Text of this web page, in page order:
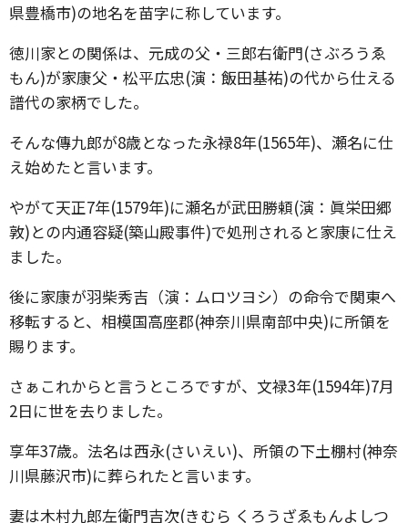
県豊橋市)の地名を苗字に称しています。
徳川家との関係は、元成の父・三郎右衛門(さぶろうゑ
もん)が家康父・松平広忠(演：飯田基祐)の代から仕える
譜代の家柄でした。
そんな傳九郎が8歳となった永禄8年(1565年)、瀬名に仕
え始めたと言います。
やがて天正7年(1579年)に瀬名が武田勝頼(演：眞栄田郷
敦)との内通容疑(築山殿事件)で処刑されると家康に仕え
ました。
後に家康が羽柴秀吉（演：ムロツヨシ）の命令で関東へ
移転すると、相模国高座郡(神奈川県南部中央)に所領を
賜ります。
さぁこれからと言うところですが、文禄3年(1594年)7月
2日に世を去りました。
享年37歳。法名は西永(さいえい)、所領の下土棚村(神奈
川県藤沢市)に葬られたと言います。
妻は木村九郎左衛門吉次(きむら くろうざゑもんよしつ